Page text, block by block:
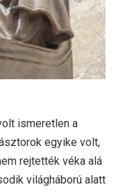
ismeretlen a
egyike volt,
rejtették véka alá
világháború alatt